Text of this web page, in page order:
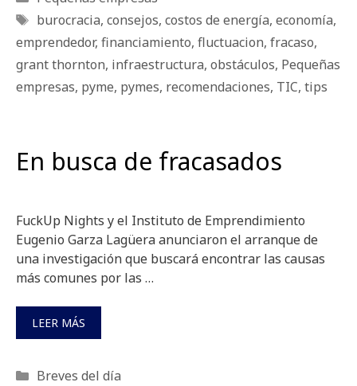
Etiquetas
burocracia, consejos, costos de energía, economía,
emprendedor, financiamiento, fluctuacion, fracaso,
grant thornton, infraestructura, obstáculos, Pequeñas
empresas, pyme, pymes, recomendaciones, TIC, tips
En busca de fracasados
FuckUp Nights y el Instituto de Emprendimiento
Eugenio Garza Lagüera anunciaron el arranque de
una investigación que buscará encontrar las causas
más comunes por las …
LEER MÁS
Categorías
Breves del día